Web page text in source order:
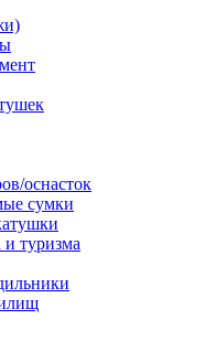
оснасток
сумки
туризма